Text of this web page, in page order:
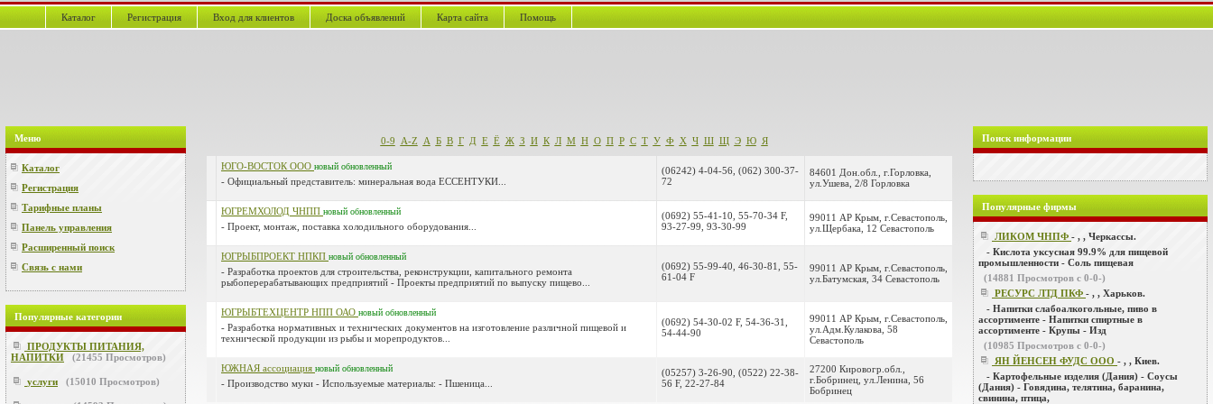
Каталог Регистрация Вход для клиентов Доска объявлений Карта сайта Помощь
Меню
Каталог
Регистрация
Тарифные планы
Панель управления
Расширенный поиск
Связь с нами
Популярные категории
ПРОДУКТЫ ПИТАНИЯ,
НАПИТКИ
(21455 Просмотров)
услуги (15010 Просмотров)
0-9 A-Z А Б В Г Д Е Ё Ж З И К Л М Н О П Р С Т У Ф Х Ч Ш Щ Э Ю Я
ЮГО-ВОСТОК ООО новый обновленный
- Официальный представитель: минеральная вода ЕССЕНТУКИ...
(06242) 4-04-56, (062) 300-37-
72
84601 Дон.обл., г.Горловка,
ул.Ушева, 2/8 Горловка
ЮГРЕМХОЛОД ЧНПП новый обновленный
- Проект, монтаж, поставка холодильного оборудования...
(0692) 55-41-10, 55-70-34 F,
93-27-99, 93-30-99
99011 АР Крым, г.Севастополь,
ул.Щербака, 12 Севастополь
ЮГРЫБПРОЕКТ НПКП новый обновленный
- Разработка проектов для строительства, реконструкции, капитального ремонта
рыбоперерабатывающих предприятий - Проекты предприятий по выпуску пищево...
(0692) 55-99-40, 46-30-81, 55-
61-04 F
99011 АР Крым, г.Севастополь,
ул.Батумская, 34 Севастополь
ЮГРЫБТЕХЦЕНТР НПП ОАО новый обновленный
- Разработка нормативных и технических документов на изготовление различной пищевой и
технической продукции из рыбы и морепродуктов...
(0692) 54-30-02 F, 54-36-31,
54-44-90
99011 АР Крым, г.Севастополь,
ул.Адм.Кулакова, 58
Севастополь
ЮЖНАЯ ассоциация новый обновленный
- Производство муки - Используемые материалы: - Пшеница...
(05257) 3-26-90, (0522) 22-38-
56 F, 22-27-84
27200 Кировогр.обл.,
г.Бобринец, ул.Ленина, 56
Бобринец
Поиск информации
Популярные фирмы
ЛИКОМ ЧНПФ - , , Черкассы.
- Кислота уксусная 99.9% для пищевой
промышленности - Соль пищевая
(14881 Просмотров с 0-0-)
РЕСУРС ЛТД ПКФ - , , Харьков.
- Напитки слабоалкогольные, пиво в
ассортименте - Напитки спиртные в
ассортименте - Крупы - Изд
(10985 Просмотров с 0-0-)
ЯН ЙЕНСЕН ФУДС ООО - , , Киев.
- Картофельные изделия (Дания) - Соусы
(Дания) - Говядина, телятина, баранина,
свинина, птица,